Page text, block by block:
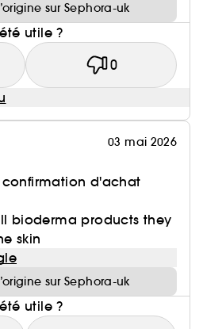
sur Sephora-uk
utile ?
0
03 mai 2026
confirmation d'achat
bioderma products they
skin
sur Sephora-uk
utile ?